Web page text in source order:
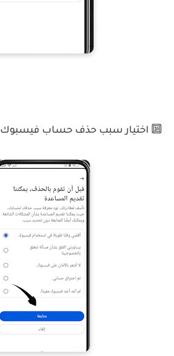
🔟 اختيار سبب حذف حساب فيسبوك